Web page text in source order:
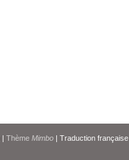
| Thème Mimbo | Traduction française